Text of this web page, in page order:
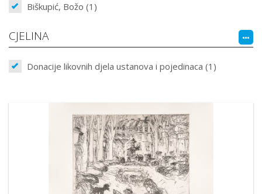
Biškupić, Božo (1)
CJELINA
Donacije likovnih djela ustanova i pojedinaca (1)